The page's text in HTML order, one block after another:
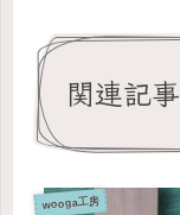
関連記事
wooga工房